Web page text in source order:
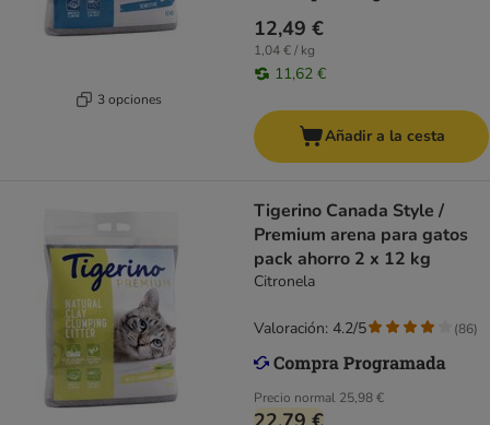
3 opciones
12,49 €
1,04 € / kg
11,62 €
Añadir a la cesta
Tigerino Canada Style /
Premium arena para gatos
pack ahorro 2 x 12 kg
Citronela
Precio normal 25,98 €
Valoración: 4.2/5 (86)